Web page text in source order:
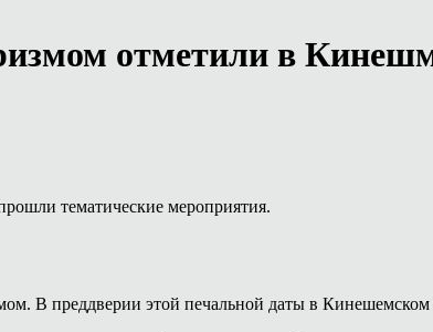
отметили в
тематические мероприятия.
В преддверии этой печальной даты в